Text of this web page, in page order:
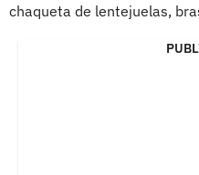
chaqueta de lentejuelas,